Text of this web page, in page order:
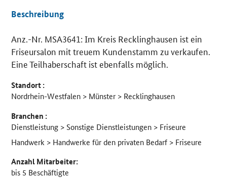
Details
Beschreibung
Anz.-Nr. MSA3641: Im Kreis Recklinghausen ist ein
Friseursalon mit treuem Kundenstamm zu verkaufen.
Eine Teilhaberschaft ist ebenfalls möglich.
Standort :
Nordrhein-Westfalen > Münster > Recklinghausen
Branchen :
Dienstleistung > Sonstige Dienstleistungen > Friseure
Handwerk > Handwerke für den privaten Bedarf > Friseure
Anzahl Mitarbeiter:
bis 5 Beschäftigte